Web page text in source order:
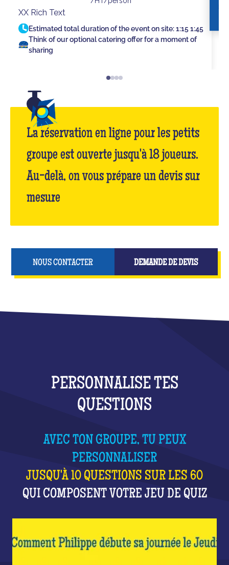
XX Rich Text
Estimated total duration of the event on site:1:151:45
Think of our optional catering offer for a moment of
sharing
La réservation en ligne pour les petits
groupe est ouverte jusqu'à 18 joueurs.
Au-delà, on vous prépare un devis sur
mesure
NOUS CONTACTER DEMANDE DE DEVIS
PERSONNALISE TES
QUESTIONS
AVEC TON GROUPE, TU PEUX
PERSONNALISER
JUSQU'À 10 QUESTIONS SUR LES 60
QUI COMPOSENT VOTRE JEU DE QUIZ